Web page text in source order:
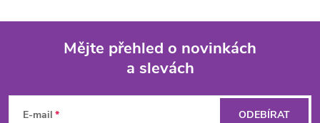
Mějte přehled o novinkách
a slevách
E-mail ODEBÍRAT